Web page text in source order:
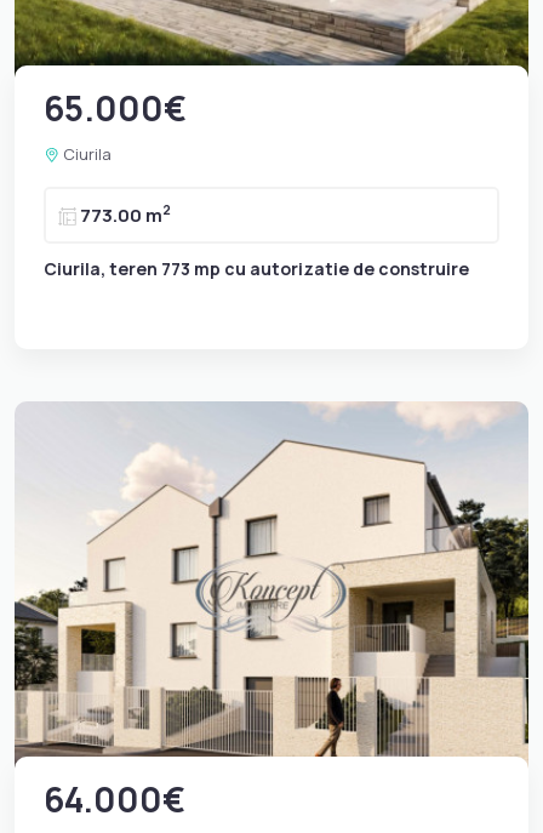
65.000€
Ciurila
773.00 m2
Ciurila, teren 773 mp cu autorizatie de construire
64.000€